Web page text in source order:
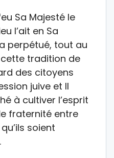
Sa Majesté le
l’ait en Sa
perpétué, tout au
cette tradition de
des citoyens
juive et Il
à cultiver l’esprit
fraternité entre
soient